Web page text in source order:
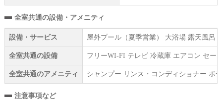
全室共通の設備・アメニティ
設備・サービス 屋外プール（夏季営業） 大浴場 露天風呂
全室共通の設備 フリーWI‐FI テレビ 冷蔵庫 エアコン セー
全室共通のアメニティ シャンプー リンス・コンディショナー ボ
注意事項など